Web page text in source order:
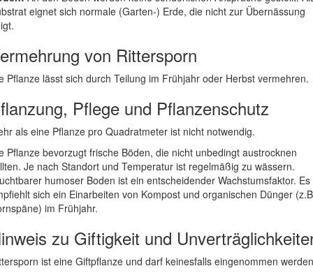
eignet sich normale (Garten-) Erde, die nicht zur Übernässung
von Rittersporn
Pflanze lässt sich durch Teilung im Frühjahr oder Herbst vermehren.
Pflege und Pflanzenschutz
als eine Pflanze pro Quadratmeter ist nicht notwendig.
Pflanze bevorzugt frische Böden, die nicht unbedingt austrocknen
Je nach Standort und Temperatur ist regelmäßig zu wässern.
humoser Boden ist ein entscheidender Wachstumsfaktor. Es
sich ein Einarbeiten von Kompost und organischen Dünger
im Frühjahr.
zu Giftigkeit und
ist eine Giftpflanze und darf keinesfalls eingenommen